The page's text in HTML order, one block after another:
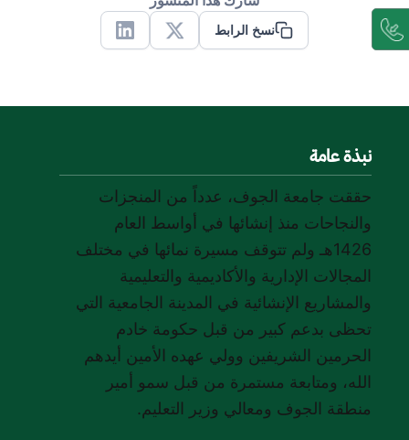
نسخ الرابط
X
Linkedin
نبذة عامة
حققت جامعة الجوف، عدداً من المنجزات
والنجاحات منذ إنشائها في أواسط العام
1426هـ ولم تتوقف مسيرة نمائها في مختلف
المجالات الإدارية والأكاديمية والتعليمية
والمشاريع الإنشائية في المدينة الجامعية التي
تحظى بدعم كبير من قبل حكومة خادم
الحرمين الشريفين وولي عهده الأمين أيدهم
الله، ومتابعة مستمرة من قبل سمو أمير
منطقة الجوف ومعالي وزير التعليم.